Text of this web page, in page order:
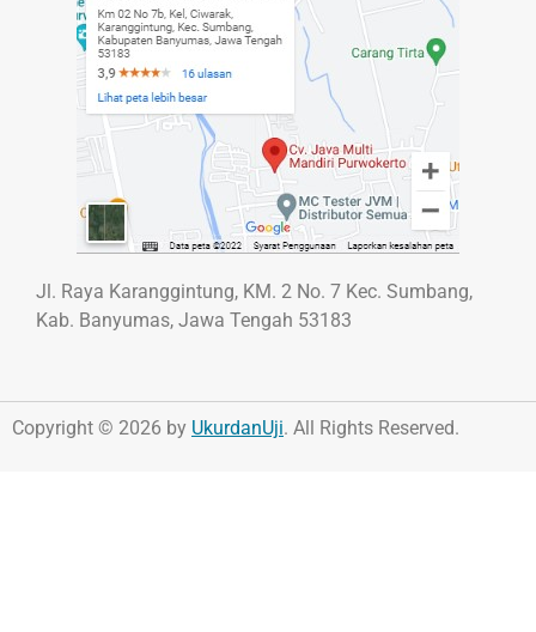
Jl. Raya Karanggintung, KM. 2 No. 7 Kec. Sumbang,
Kab. Banyumas, Jawa Tengah 53183
Copyright © 2026 by UkurdanUji. All Rights Reserved.